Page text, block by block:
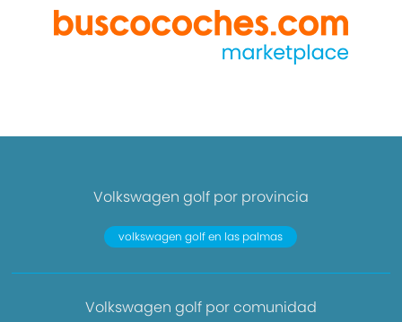
Volkswagen golf por provincia
volkswagen golf en las palmas
Volkswagen golf por comunidad